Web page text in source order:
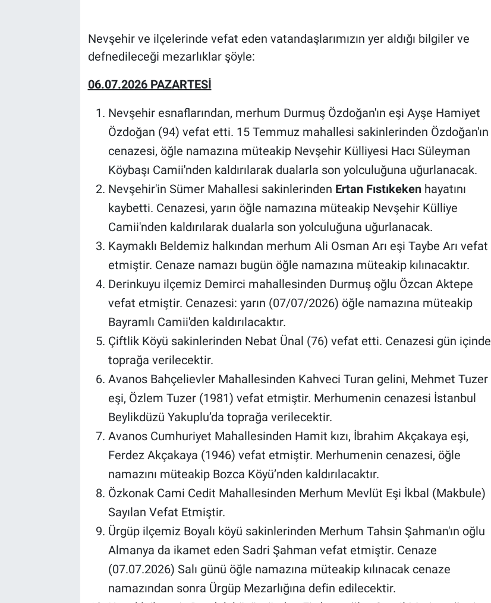
Nevşehir ve ilçelerinde vefat eden vatandaşlarımızın yer aldığı bilgiler ve
defnedileceği mezarlıklar şöyle:
06.07.2026 PAZARTESİ
Nevşehir esnaflarından, merhum Durmuş Özdoğan'ın eşi Ayşe Hamiyet
Özdoğan (94) vefat etti. 15 Temmuz mahallesi sakinlerinden Özdoğan'ın
cenazesi, öğle namazına müteakip Nevşehir Külliyesi Hacı Süleyman
Köybaşı Camii'nden kaldırılarak dualarla son yolculuğuna uğurlanacak.
Nevşehir'in Sümer Mahallesi sakinlerinden Ertan Fıstıkekenhayatını
kaybetti. Cenazesi, yarın öğle namazına müteakip Nevşehir Külliye
Camii'nden kaldırılarak dualarla son yolculuğuna uğurlanacak.
Kaymaklı Beldemiz halkından merhum Ali Osman Arı eşi Taybe Arı vefat
etmiştir. Cenaze namazı bugün öğle namazına müteakip kılınacaktır.
Derinkuyu ilçemiz Demirci mahallesinden Durmuş oğlu Özcan Aktepe
vefat etmiştir. Cenazesi: yarın (07/07/2026) öğle namazına müteakip
Bayramlı Camii'den kaldırılacaktır.
Çiftlik Köyü sakinlerinden Nebat Ünal (76) vefat etti. Cenazesi gün içinde
toprağa verilecektir.
Avanos Bahçelievler Mahallesinden Kahveci Turan gelini, Mehmet Tuzer
eşi, Özlem Tuzer (1981) vefat etmiştir. Merhumenin cenazesi İstanbul
Beylikdüzü Yakuplu’da toprağa verilecektir.
Avanos Cumhuriyet Mahallesinden Hamit kızı, İbrahim Akçakaya eşi,
Ferdez Akçakaya (1946) vefat etmiştir. Merhumenin cenazesi, öğle
namazını müteakip Bozca Köyü’nden kaldırılacaktır.
Özkonak Cami Cedit Mahallesinden Merhum Mevlüt Eşi İkbal (Makbule)
Sayılan Vefat Etmiştir.
Ürgüp ilçemiz Boyalı köyü sakinlerinden Merhum Tahsin Şahman'ın oğlu
Almanya da ikamet eden Sadri Şahman vefat etmiştir. Cenaze
(07.07.2026) Salı günü öğle namazına müteakip kılınacak cenaze
namazından sonra Ürgüp Mezarlığına defin edilecektir.